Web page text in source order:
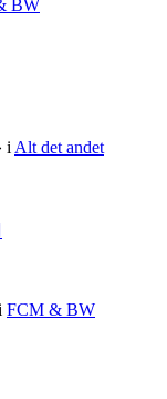
BW
i Alt det andet
FCM & BW